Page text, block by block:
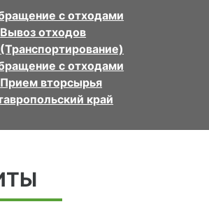
с отходами
Вывоз отходов
(Транспортирование)
с отходами
Прием вторсырья
край